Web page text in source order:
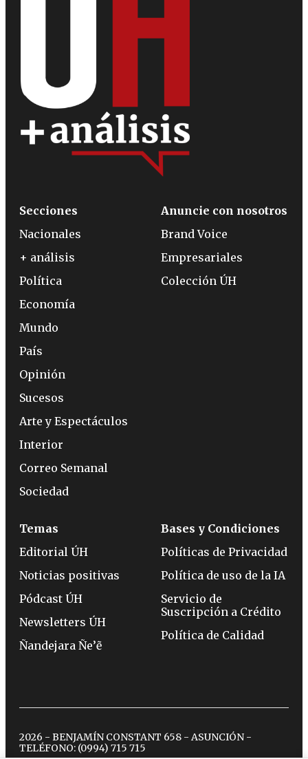
Secciones
Nacionales
+ análisis
Política
Economía
Mundo
País
Opinión
Sucesos
Arte y Espectáculos
Interior
Correo Semanal
Sociedad
Anuncie con nosotros
Brand Voice
Empresariales
Colección ÚH
Temas
Editorial ÚH
Noticias positivas
Pódcast ÚH
Newsletters ÚH
Ñandejara Ñe’ẽ
Bases y Condiciones
Políticas de Privacidad
Política de uso de la IA
Servicio de
Suscripción a Crédito
Política de Calidad
2026 - BENJAMÍN CONSTANT 658 - ASUNCIÓN -
TELÉFONO: (0994) 715 715